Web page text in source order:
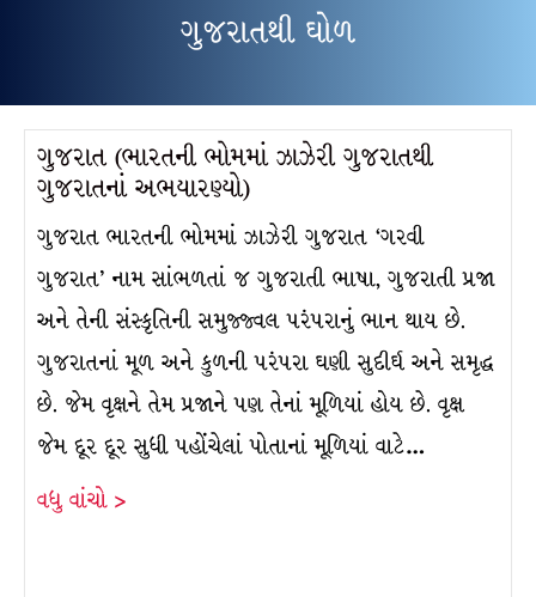
ગુજરાતથી ઘોળ
ગુજરાત (ભારતની ભોમમાં ઝાઝેરી ગુજરાતથી
ગુજરાતનાં અભયારણ્યો)
ગુજરાત ભારતની ભોમમાં ઝાઝેરી ગુજરાત ‘ગરવી
ગુજરાત’ નામ સાંભળતાં જ ગુજરાતી ભાષા, ગુજરાતી પ્રજા
અને તેની સંસ્કૃતિની સમુજ્જ્વલ પરંપરાનું ભાન થાય છે.
ગુજરાતનાં મૂળ અને કુળની પરંપરા ઘણી સુદીર્ઘ અને સમૃદ્ધ
છે. જેમ વૃક્ષને તેમ પ્રજાને પણ તેનાં મૂળિયાં હોય છે. વૃક્ષ
જેમ દૂર દૂર સુધી પહોંચેલાં પોતાનાં મૂળિયાં વાટે…
વધુ વાંચો >